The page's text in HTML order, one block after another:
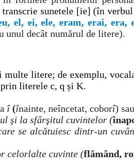
transcrie sunetele [ie] (în
el, ei, ele, eram, erai, era,
unul decât numărul de litere).
multe litere; de exemplu,
literele c, q și K.
î (înainte, neîncetat, coborî)
şi la sfârşitul cuvintelor (
se alcătuiesc dintr-un
celorlalte cuvinte(flămând,